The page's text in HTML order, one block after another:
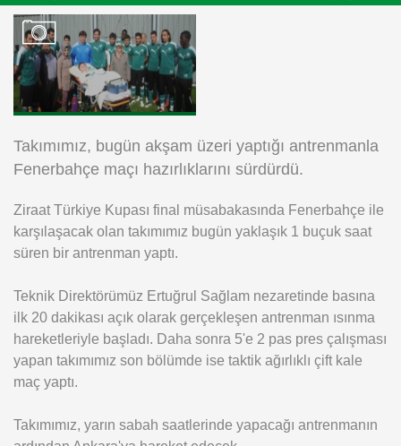
Instagram
Android
Takımımız, bugün akşam üzeri yaptığı antrenmanla
Fenerbahçe maçı hazırlıklarını sürdürdü.
Ziraat Türkiye Kupası final müsabakasında Fenerbahçe ile
karşılaşacak olan takımımız bugün yaklaşık 1 buçuk saat
süren bir antrenman yaptı.
Teknik Direktörümüz Ertuğrul Sağlam nezaretinde basına
ilk 20 dakikası açık olarak gerçekleşen antrenman ısınma
hareketleriyle başladı. Daha sonra 5'e 2 pas pres çalışması
yapan takımımız son bölümde ise taktik ağırlıklı çift kale
maç yaptı.
Takımımız, yarın sabah saatlerinde yapacağı antrenmanın